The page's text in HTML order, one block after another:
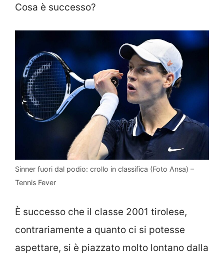
Cosa è successo?
Sinner fuori dal podio: crollo in classifica (Foto Ansa) –
Tennis Fever
È successo che il classe 2001 tirolese,
contrariamente a quanto ci si potesse
aspettare, si è piazzato molto lontano dalla